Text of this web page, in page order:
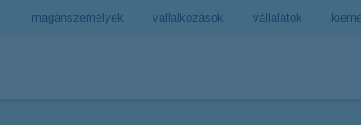
magánszemélyek vállalkozások vállalatok